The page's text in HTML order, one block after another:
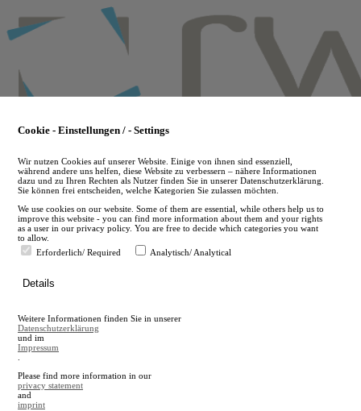
to
main
en
A
A
Cookie - Einstellungen / - Settings
Wir nutzen Cookies auf unserer Website. Einige von ihnen sind essenziell,
während andere uns helfen, diese Website zu verbessern – nähere Informationen
dazu und zu Ihren Rechten als Nutzer finden Sie in unserer Datenschutzerklärung.
Sie können frei entscheiden, welche Kategorien Sie zulassen möchten.
We use cookies on our website. Some of them are essential, while others help us to
improve this website - you can find more information about them and your rights
as a user in our privacy policy. You are free to decide which categories you want
to allow.
Erforderlich/ Required
Analytisch/ Analytical
Details
Weitere Informationen finden Sie in unserer
Datenschutzerklärung
und im
Impressum
Please find more information in our
privacy statement
and
imprint